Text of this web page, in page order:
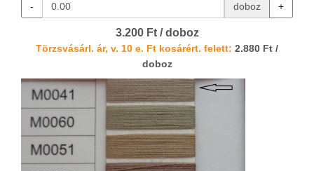
- doboz +
3.200 Ft / doboz
Törzsvásárl. ár, v. 10 e. Ft kosárért. felett: 2.880 Ft /
doboz